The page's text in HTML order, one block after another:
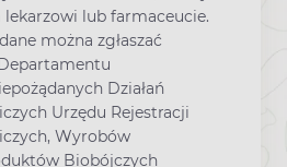
lub farmaceucie.
można zgłaszać
Działań
Urzędu Rejestracji
Wyrobów
Biobójczych